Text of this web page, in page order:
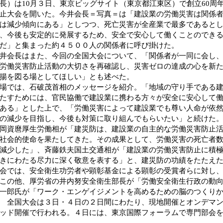
）は10月３日、東京ビッグサイト（東京都江東区）で創立60周
大会を開いた。今井会長＝写真＝は「建設業の労働災害は関係
減少傾向にある」としつつ、死亡災害が全産業で最多であると
今後も安定的に発展するため、安全で安心して働くことのでき
」と集まった約４５００人の関係者に呼び掛けた。
長はまた、今回の全国大会について、「関係者が一同に会し
働災害防止活動の大切さを再確認し、災害ゼロの達成の心を新
を図る場としてほしい」とも述べた。
は、石破茂首相のメッセージを紹介。「地域の守り手である
すためには、官民協働で建設業に携わる方々が安全に安心して
る」とした上で、「労働災害によって建設業でも尊い人命が依
減少を目指し、今後も対策に取り組んでもらいたい」と続けた。
麿厚生労働相が「建災防は、建設業の自主的な労働災害防止
会的使命を果たしてきた。その成果として、労働災害の死亡者
少した」、斉藤鉄夫国土交通相が「建設業の労働災害防止に積
にわたる尽力に深く敬意を表する」と、建災防の功績をたたえ
は、安全衛生功労者や顕彰基金による顕彰の受賞者らに対し
の他、厚労省の井内努安全衛生部長が「労働安全衛生行政の動
郎氏が「ワーク・エンゲイジメントを高めるための脳のつくり
全国大会は３日・４日の２日間にわたり、現地開催とオンデマ
ド開催で行われる。４日には、東京国際フォーラムで専門部会